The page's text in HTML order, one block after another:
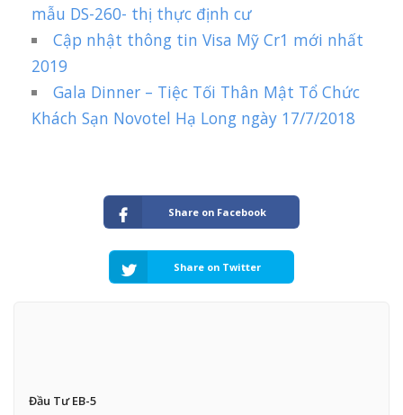
mẫu DS-260- thị thực định cư
Cập nhật thông tin Visa Mỹ Cr1 mới nhất
2019
Gala Dinner – Tiệc Tối Thân Mật Tổ Chức
Khách Sạn Novotel Hạ Long ngày 17/7/2018
Share on Facebook
Share on Twitter
Đầu Tư EB-5